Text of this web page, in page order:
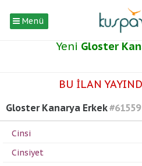
Menü
Yeni Gloster
BU İLAN
Gloster Kanarya Erkek#61559
Cinsi
Cinsiyet